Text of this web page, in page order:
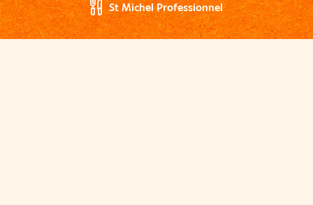
St Michel Professionnel